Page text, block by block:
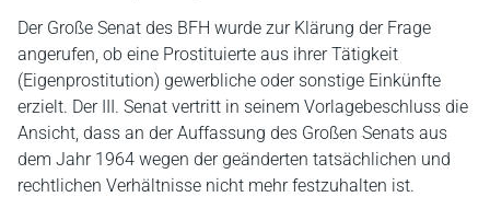
Der Große Senat des BFH wurde zur Klärung der Frage
angerufen, ob eine Prostituierte aus ihrer Tätigkeit
(Eigenprostitution) gewerbliche oder sonstige Einkünfte
erzielt. Der III. Senat vertritt in seinem Vorlagebeschluss die
Ansicht, dass an der Auffassung des Großen Senats aus
dem Jahr 1964 wegen der geänderten tatsächlichen und
rechtlichen Verhältnisse nicht mehr festzuhalten ist.